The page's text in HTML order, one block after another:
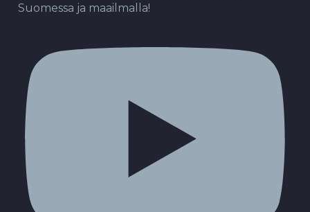
Suomessa ja maailmalla!